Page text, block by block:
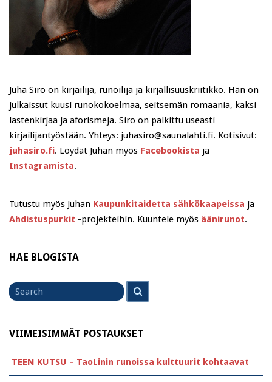
Juha Siro on kirjailija, runoilija ja kirjallisuuskriitikko. Hän on
julkaissut kuusi runokokoelmaa, seitsemän romaania, kaksi
lastenkirjaa ja aforismeja. Siro on palkittu useasti
kirjailijantyöstään. Yhteys: juhasiro@saunalahti.fi. Kotisivut:
juhasiro.fi. Löydät Juhan myös Facebookista ja
Instagramista.
Tutustu myös Juhan Kaupunkitaidetta sähkökaapeissa ja
Ahdistuspurkit -projekteihin. Kuuntele myös äänirunot.
HAE BLOGISTA
Search
for
VIIMEISIMMÄT POSTAUKSET
TEEN KUTSU – TaoLinin runoissa kulttuurit kohtaavat